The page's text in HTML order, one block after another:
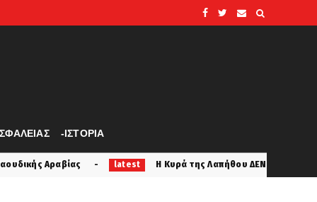
-ΙΣΤΟΡΙΑ
latest Η Κυρά της Λαπήθου ΔΕΝ ΠΡΟΔΩΣΕ! Δε λύγισε στα